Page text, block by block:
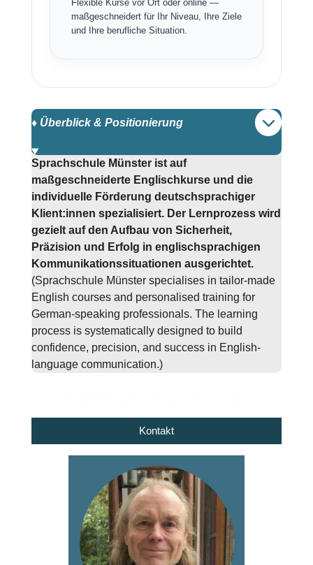
Flexible Kurse vor Ort oder online —
maßgeschneidert für Ihr Niveau, Ihre Ziele
und Ihre berufliche Situation.
♦️ Überblick & Positionierung
Sprachschule Münster ist auf
maßgeschneiderte Englischkurse und die
individuelle Förderung deutschsprachiger
Klient:innen spezialisiert. Der Lernprozess wird
gezielt auf den Aufbau von Sicherheit,
Präzision und Erfolg in englischsprachigen
Kommunikationssituationen ausgerichtet.
(Sprachschule Münster specialises in tailor-made
English courses and personalised training for
German-speaking professionals. The learning
process is systematically designed to build
confidence, precision, and success in English-
language communication.)
Kontakt